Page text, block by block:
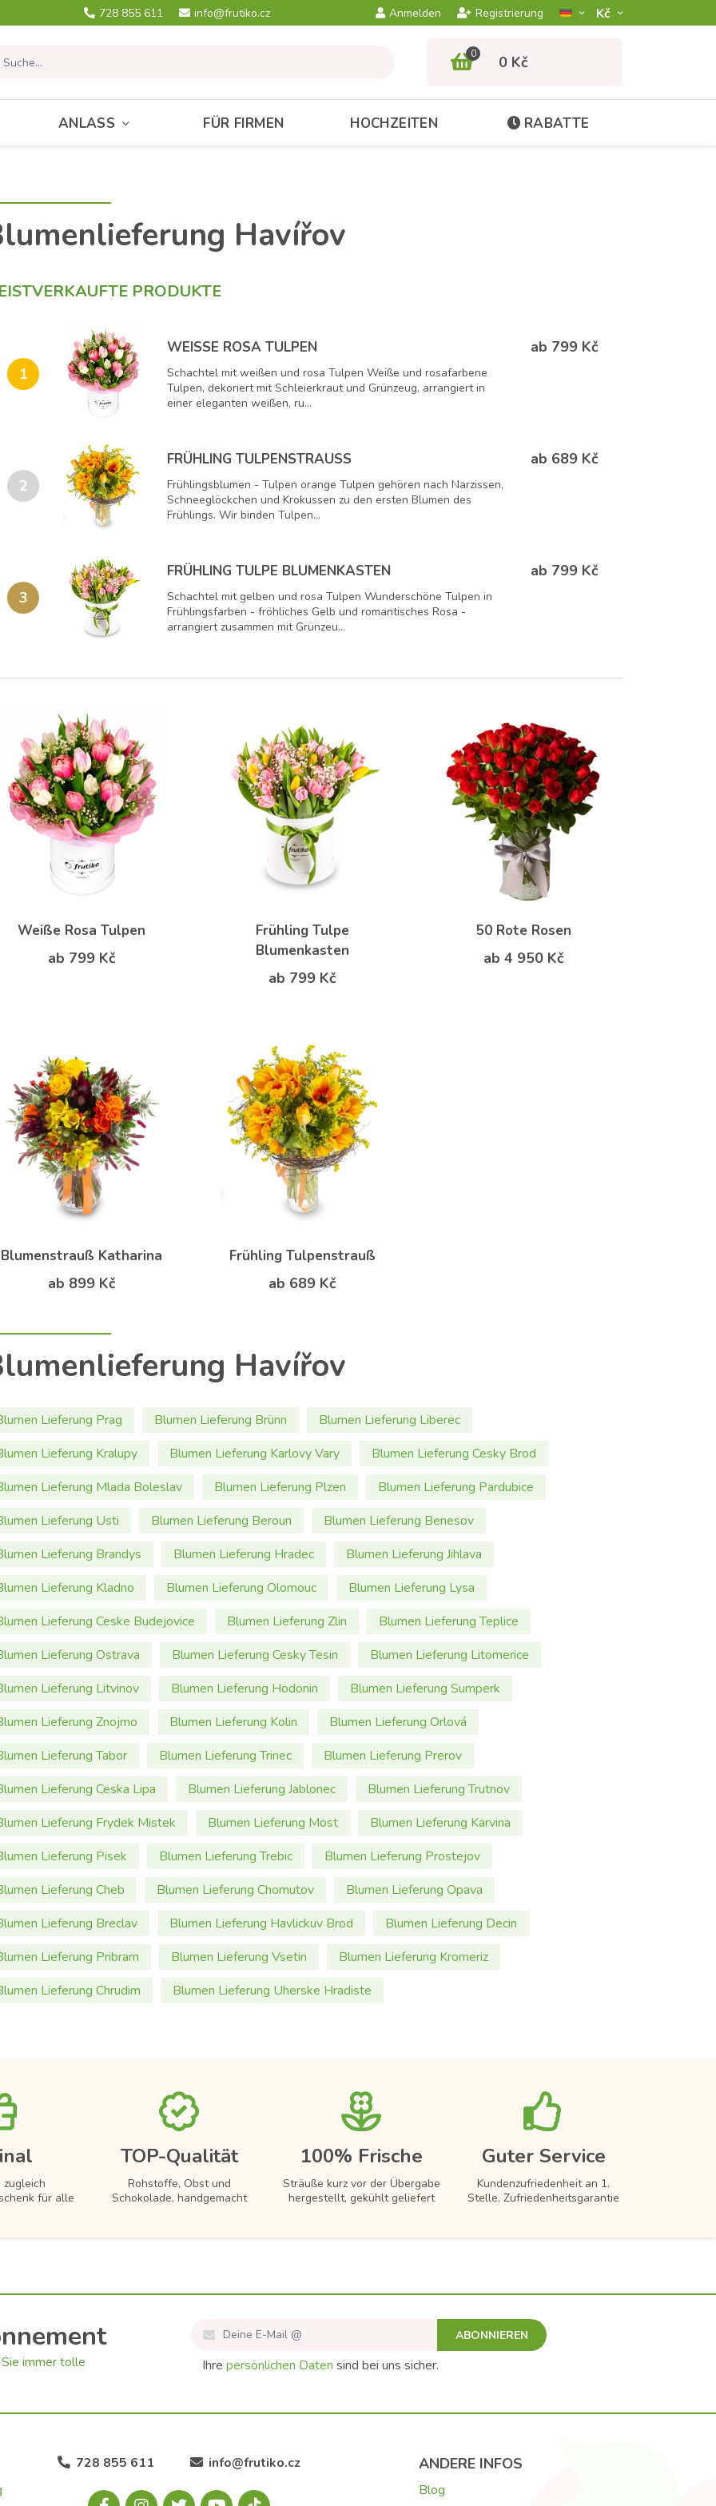
728 855 611 info@frutiko.cz Anmelden Registrierung Kč­
0 0 Kč
ANLASS FÜR FIRMEN HOCHZEITEN RABATTE
Havířov
PRODUKTE
1
WEISSE ROSA TULPEN
Schachtel mit weißen und rosa Tulpen Weiße und rosafarbene
Tulpen, dekoriert mit Schleierkraut und Grünzeug, arrangiert in
einer eleganten weißen, ru...
ab 799 Kč
2
FRÜHLING TULPENSTRAUSS
Frühlingsblumen - Tulpen orange Tulpen gehören nach Narzissen,
Schneeglöckchen und Krokussen zu den ersten Blumen des
Frühlings. Wir binden Tulpen...
ab 689 Kč
3
FRÜHLING TULPE BLUMENKASTEN
Schachtel mit gelben und rosa Tulpen Wunderschöne Tulpen in
Frühlingsfarben - fröhliches Gelb und romantisches Rosa -
arrangiert zusammen mit Grünzeu...
ab 799 Kč
Weiße Rosa Tulpen
ab 799 Kč
Frühling Tulpe
Blumenkasten
ab 799 Kč
50 Rote Rosen
ab 4 950 Kč
Blumenstrauß Katharina
ab 899 Kč
Frühling Tulpenstrauß
ab 689 Kč
Havířov
Lieferung Prag Blumen Lieferung Brünn
Blumen Lieferung Liberec
Lieferung Kralupy
Blumen Lieferung Karlovy Vary
Blumen Lieferung Cesky Brod
Lieferung Mlada Boleslav
Blumen Lieferung Plzen
Blumen Lieferung Pardubice
Lieferung Usti
Blumen Lieferung Beroun
Blumen Lieferung Benesov
Lieferung Brandys
Blumen Lieferung Hradec
Blumen Lieferung Jihlava
Lieferung Kladno
Blumen Lieferung Olomouc
Blumen Lieferung Lysa
Lieferung Ceske Budejovice
Blumen Lieferung Zlin
Blumen Lieferung Teplice
Lieferung Ostrava
Blumen Lieferung Cesky Tesin
Blumen Lieferung Litomerice
Lieferung Litvinov
Blumen Lieferung Hodonin
Blumen Lieferung Sumperk
Lieferung Znojmo
Blumen Lieferung Kolin
Blumen Lieferung Orlová
Lieferung Tabor
Blumen Lieferung Trinec
Blumen Lieferung Prerov
Lieferung Ceska Lipa
Blumen Lieferung Jablonec
Blumen Lieferung Trutnov
Lieferung Frydek Mistek
Blumen Lieferung Most
Blumen Lieferung Karvina
Lieferung Pisek
Blumen Lieferung Trebic
Blumen Lieferung Prostejov
Lieferung Cheb
Blumen Lieferung Chomutov
Blumen Lieferung Opava
Lieferung Breclav
Blumen Lieferung Havlickuv Brod
Blumen Lieferung Decin
Lieferung Pribram
Blumen Lieferung Vsetin
Blumen Lieferung Kromeriz
Lieferung Chrudim
Blumen Lieferung Uherske Hradiste
zugleich
für alle
TOP-Qualität
Rohstoffe, Obst und
Schokolade, handgemacht
100% Frische
Sträuße kurz vor der Übergabe
hergestellt, gekühlt geliefert
Guter Service
Kundenzufriedenheit an 1.
Stelle, Zufriedenheitsgarantie
immer tolle
ABONNIEREN
Ihre persönlichen Daten sind bei uns sicher.
728 855 611
info@frutiko.cz
ANDERE INFOS
Blog